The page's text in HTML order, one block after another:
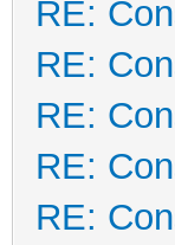
RE:
RE:
RE:
RE:
RE: